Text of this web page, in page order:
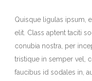
Quisque ligulas ipsum,
elit. Class aptent taciti
conubia nostra, per
tristique in semper vel,
faucibus id sodales in,